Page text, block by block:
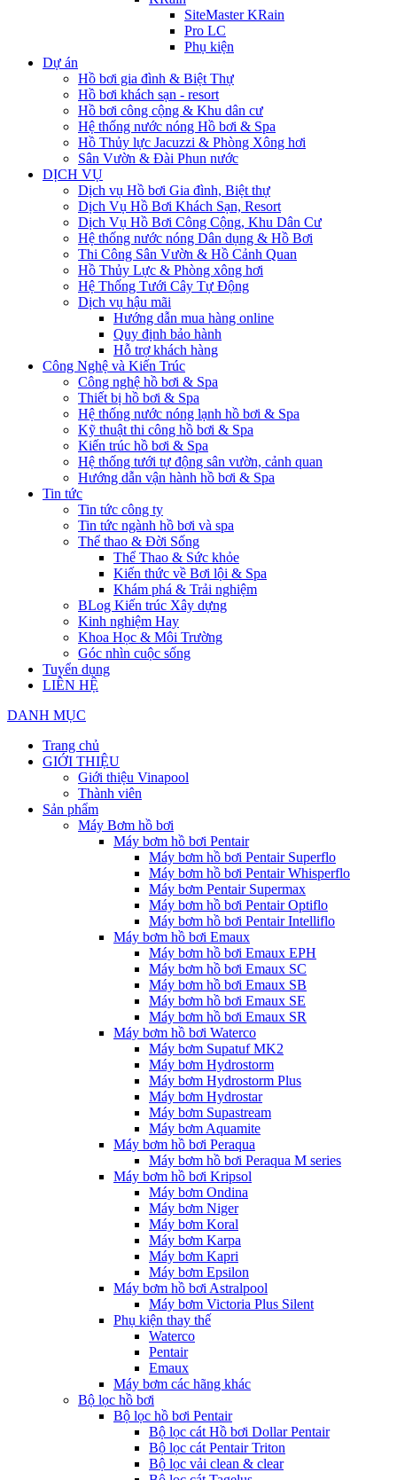
SiteMaster KRain
Pro LC
Phụ kiện
Dự án
Hồ bơi gia đình & Biệt Thự
Hồ bơi khách sạn - resort
Hồ bơi công cộng & Khu dân cư
Hệ thống nước nóng Hồ bơi & Spa
Hồ Thủy lực Jacuzzi & Phòng Xông hơi
Sân Vườn & Đài Phun nước
DỊCH VỤ
Dịch vụ Hồ bơi Gia đình, Biệt thự
Dịch Vụ Hồ Bơi Khách Sạn, Resort
Dịch Vụ Hồ Bơi Công Cộng, Khu Dân Cư
Hệ thống nước nóng Dân dụng & Hồ Bơi
Thi Công Sân Vườn & Hồ Cảnh Quan
Hồ Thủy Lực & Phòng xông hơi
Hệ Thống Tưới Cây Tự Động
Dịch vụ hậu mãi
Hướng dẫn mua hàng online
Quy định bảo hành
Hỗ trợ khách hàng
Công Nghệ và Kiến Trúc
Công nghệ hồ bơi & Spa
Thiết bị hồ bơi & Spa
Hệ thống nước nóng lạnh hồ bơi & Spa
Kỹ thuật thi công hồ bơi & Spa
Kiến trúc hồ bơi & Spa
Hệ thống tưới tự động sân vườn, cảnh quan
Hướng dẫn vận hành hồ bơi & Spa
Tin tức
Tin tức công ty
Tin tức ngành hồ bơi và spa
Thể thao & Đời Sống
Thể Thao & Sức khỏe
Kiến thức về Bơi lội & Spa
Khám phá & Trải nghiệm
BLog Kiến trúc Xây dựng
Kinh nghiệm Hay
Khoa Học & Môi Trường
Góc nhìn cuộc sống
Tuyển dụng
LIÊN HỆ
DANH MỤC
Trang chủ
GIỚI THIỆU
Giới thiệu Vinapool
Thành viên
Sản phẩm
Máy Bơm hồ bơi
Máy bơm hồ bơi Pentair
Máy bơm hồ bơi Pentair Superflo
Máy bơm hồ bơi Pentair Whisperflo
Máy bơm Pentair Supermax
Máy bơm hồ bơi Pentair Optiflo
Máy bơm hồ bơi Pentair Intelliflo
Máy bơm hồ bơi Emaux
Máy bơm hồ bơi Emaux EPH
Máy bơm hồ bơi Emaux SC
Máy bơm hồ bơi Emaux SB
Máy bơm hồ bơi Emaux SE
Máy bơm hồ bơi Emaux SR
Máy bơm hồ bơi Waterco
Máy bơm Supatuf MK2
Máy bơm Hydrostorm
Máy bơm Hydrostorm Plus
Máy bơm Hydrostar
Máy bơm Supastream
Máy bơm Aquamite
Máy bơm hồ bơi Peraqua
Máy bơm hồ bơi Peraqua M series
Máy bơm hồ bơi Kripsol
Máy bơm Ondina
Máy bơm Niger
Máy bơm Koral
Máy bơm Karpa
Máy bơm Kapri
Máy bơm Epsilon
Máy bơm hồ bơi Astralpool
Máy bơm Victoria Plus Silent
Phụ kiện thay thế
Waterco
Pentair
Emaux
Máy bơm các hãng khác
Bộ lọc hồ bơi
Bộ lọc hồ bơi Pentair
Bộ lọc cát Hồ bơi Dollar Pentair
Bộ lọc cát Pentair Triton
Bộ lọc vải clean & clear